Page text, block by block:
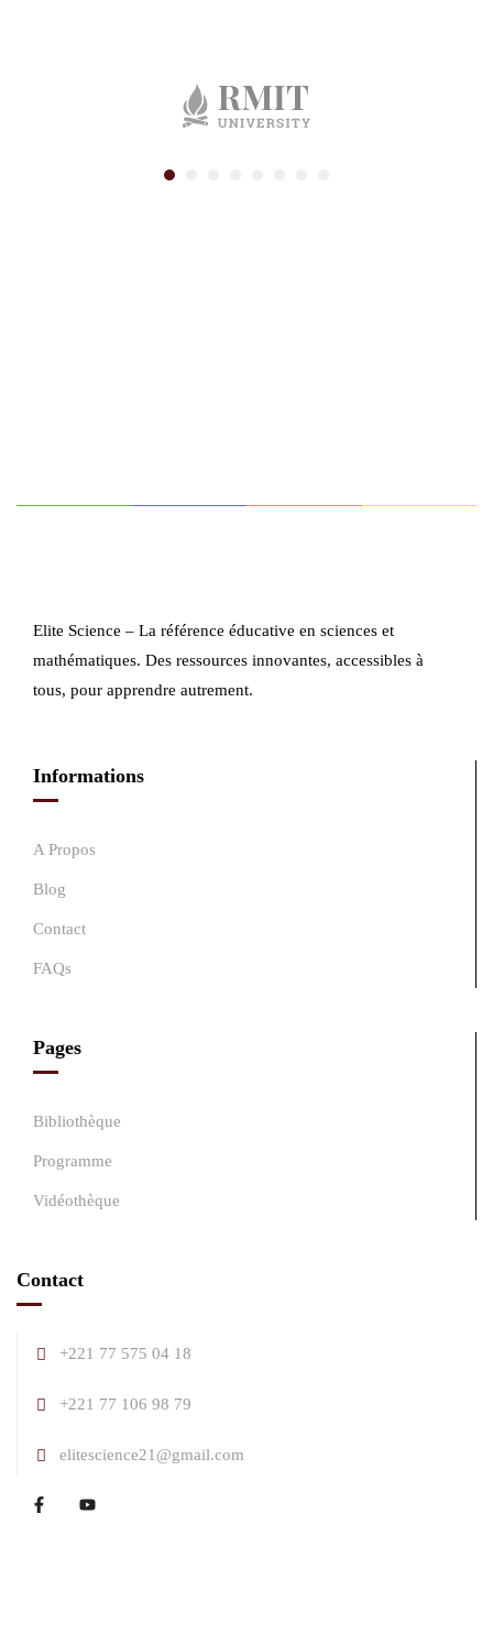
Elite Science – La référence éducative en sciences et
mathématiques. Des ressources innovantes, accessibles à
tous, pour apprendre autrement.
Informations
A Propos
Blog
Contact
FAQs
Pages
Bibliothèque
Programme
Vidéothèque
Contact
+221 77 575 04 18
+221 77 106 98 79
elitescience21@gmail.com